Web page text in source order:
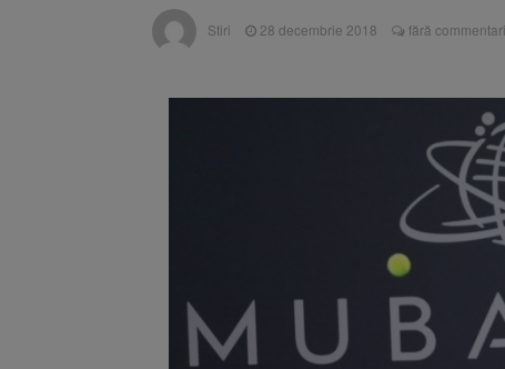
Înalta
procesul
Stiri 28 decembrie 2018 fără